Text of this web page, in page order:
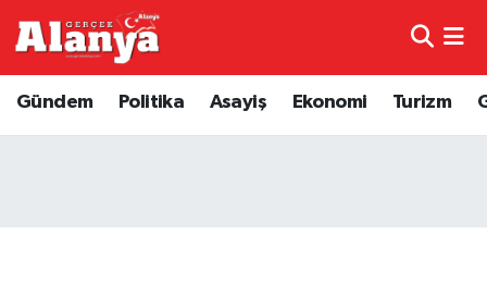
Gündem Politika Asayiş Ekonomi Turizm
Genel
Trafik Durumu